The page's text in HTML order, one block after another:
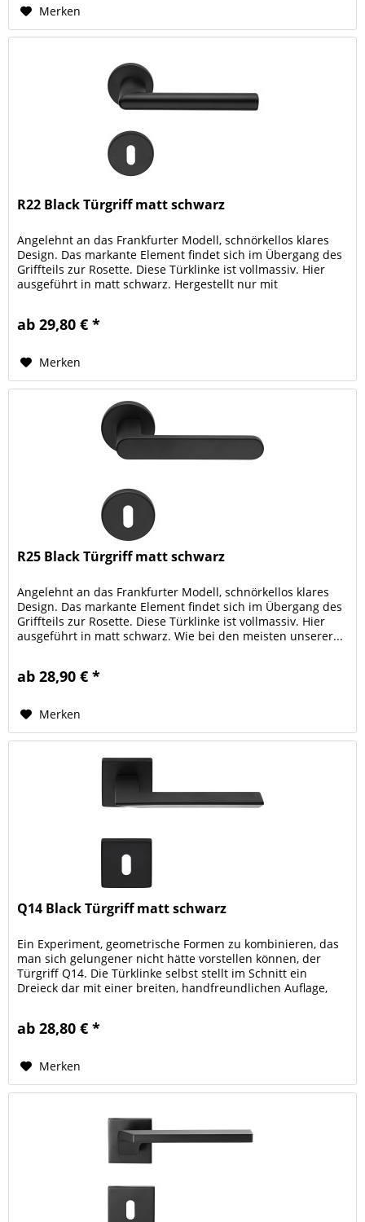
Merken
R22 Black Türgriff matt schwarz
Angelehnt an das Frankfurter Modell, schnörkellos klares
Design. Das markante Element findet sich im Übergang des
Griffteils zur Rosette. Diese Türklinke ist vollmassiv. Hier
ausgeführt in matt schwarz. Hergestellt nur mit
ab 29,80 € *
Merken
R25 Black Türgriff matt schwarz
Angelehnt an das Frankfurter Modell, schnörkellos klares
Design. Das markante Element findet sich im Übergang des
Griffteils zur Rosette. Diese Türklinke ist vollmassiv. Hier
ausgeführt in matt schwarz. Wie bei den meisten unserer...
ab 28,90 € *
Merken
Q14 Black Türgriff matt schwarz
Ein Experiment, geometrische Formen zu kombinieren, das
man sich gelungener nicht hätte vorstellen können, der
Türgriff Q14. Die Türklinke selbst stellt im Schnitt ein
Dreieck dar mit einer breiten, handfreundlichen Auflage,
ab 28,80 € *
Merken